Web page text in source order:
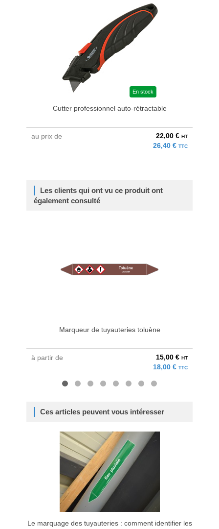
En stock
Cutter professionnel auto-rétractable
au prix de 22,00 € HT
26,40 € TTC
Les clients qui ont vu ce produit ont
également consulté
Marqueur de tuyauteries toluène
à partir de 15,00 € HT
18,00 € TTC
Ces articles peuvent vous intéresser
Le marquage des tuyauteries : comment identifier les